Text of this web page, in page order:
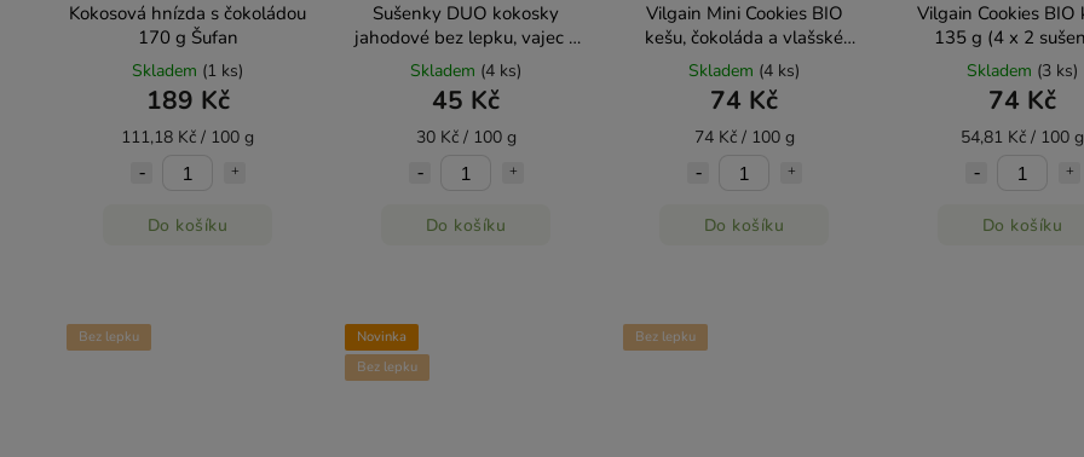
Kokosová hnízda s čokoládou
170 g Šufan
Skladem (1 ks)
189 Kč
111,18 Kč / 100 g
Do košíku
Sušenky DUO kokosky
jahodové bez lepku, vajec a
mléka - Natural 150g
Skladem (4 ks)
45 Kč
30 Kč / 100 g
Do košíku
Vilgain Mini Cookies BIO
kešu, čokoláda a vlašské
ořechy 100 g
Skladem (4 ks)
74 Kč
74 Kč / 100 g
Do košíku
Vilgain Cookies BIO
135 g (4 x 2
Skladem (3 ks)
74 Kč
54,81 Kč / 100 g
Do košíku
Bez lepku
Novinka
Bez lepku
Bez lepku